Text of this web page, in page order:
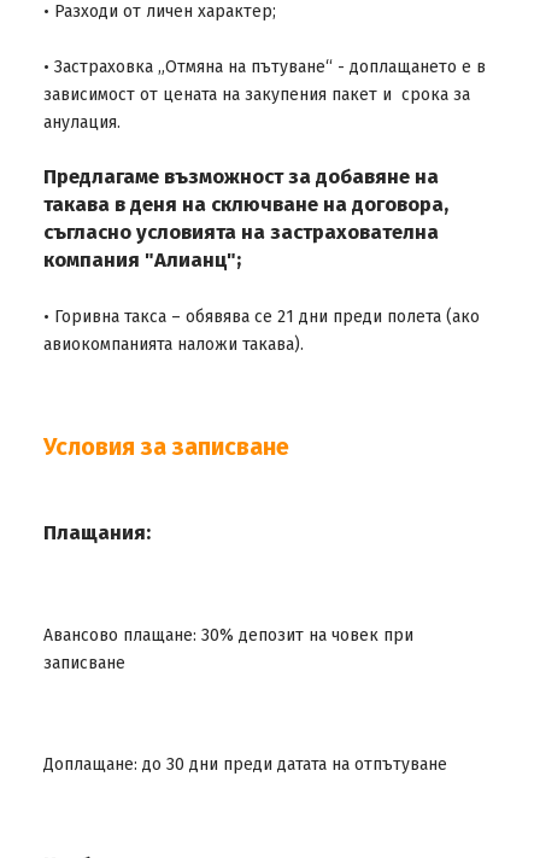
• Разходи от личен характер;
• Застраховка „Отмяна на пътуване“ - доплащането е в
зависимост от цената на закупения пакет и срока за
анулация.
Предлагаме възможност за добавяне на
такава в деня на сключване на договора,
съгласно условията на застрахователна
компания "Алианц";
• Горивна такса – обявява се 21 дни преди полета (ако
авиокомпанията наложи такава).
Условия за записване
Плащания:
Авансово плащане: 30% депозит на човек при
записване
Доплащане: до 30 дни преди датата на отпътуване